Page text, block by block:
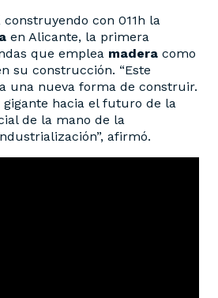
construyendo con 011h la
en Alicante, la primera
que emplea madera como
su construcción. “Este
una nueva forma de construir.
gigante hacia el futuro de la
de la mano de la
afirmó.